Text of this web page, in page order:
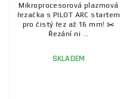
Mikroprocesorová plazmová
řezačka s PILOT ARC startem
pro čistý řez až 16 mm! ✂️
Řezání ni ...
SKLADEM